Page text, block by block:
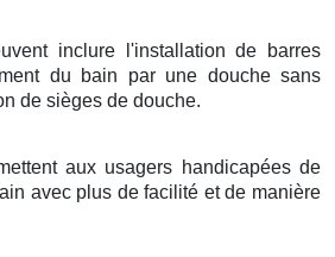
inclure l'installation de barres
du bain par une douche sans
de sièges de douche.
aux usagers handicapées de
avec plus de facilité et de manière